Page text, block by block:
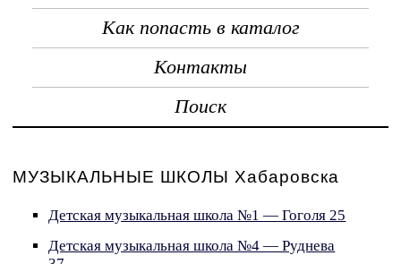
Как попасть в каталог
Контакты
Поиск
МУЗЫКАЛЬНЫЕ ШКОЛЫ Хабаровска
Детская музыкальная школа №1 — Гоголя 25
Детская музыкальная школа №4 — Руднева